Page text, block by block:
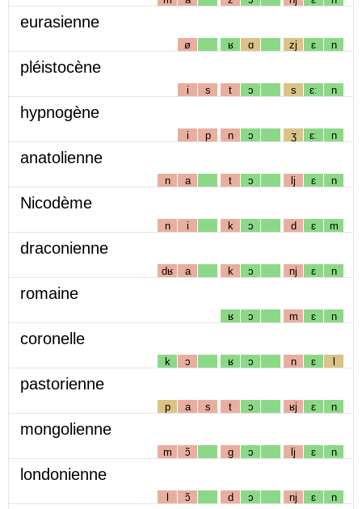
eurasienne
ø ʁ ɑ zj ɛ n
pléistocène
i s t ɔ s ɛː n
hypnogène
i p n ɔ ʒ ɛː n
anatolienne
n a t ɔ lj ɛ n
Nicodème
n i k ɔ d ɛ m
draconienne
dʁ a k ɔ nj ɛ n
romaine
ʁ ɔ m ɛ n
coronelle
k ɔ ʁ ɔ n ɛ l
pastorienne
p a s t ɔ ʁj ɛ n
mongolienne
m ɔ̃ g ɔ lj ɛ n
londonienne
l ɔ̃ d ɔ nj ɛ n